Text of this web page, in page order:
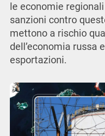
le economie
sanzioni contro
mettono a rischio
dell’economia russa
esportazioni.